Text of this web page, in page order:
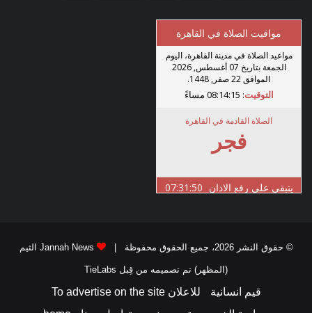
© حقوق النشر 2026، جميع الحقوق محفوظة | Jannah News الثيم
(المظهر) تم تصميمه من قِبل TieLabs
قيم انسانية
للاعلان To advertise on the site